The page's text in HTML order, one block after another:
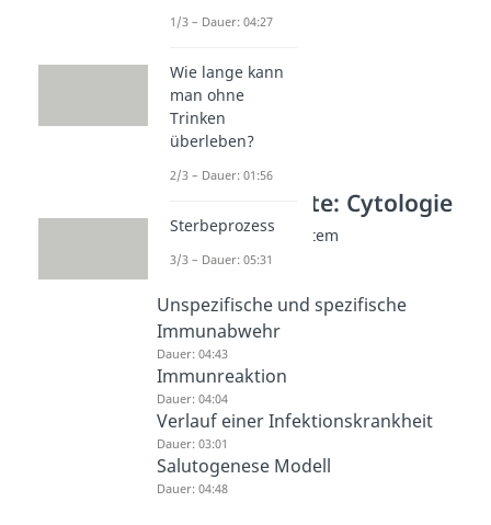
Weitere Inhalte: Cytologie
Viren und Immunsystem
Viren Aufbau
Unspezifische und spezifische
Immunabwehr
Dauer: 04:43
Immunreaktion
Dauer: 04:04
Verlauf einer Infektionskrankheit
Dauer: 03:01
Salutogenese Modell
Dauer: 04:48
1/3 – Dauer: 04:27
Wie lange kann
man ohne
Trinken
überleben?
2/3 – Dauer: 01:56
Sterbeprozess
3/3 – Dauer: 05:31